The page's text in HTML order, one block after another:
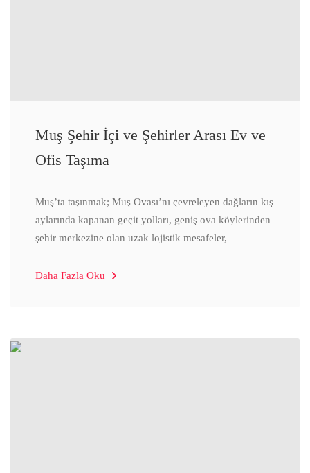
Muş Şehir İçi ve Şehirler Arası Ev ve
Ofis Taşıma
Muş’ta taşınmak; Muş Ovası’nı çevreleyen dağların kış
aylarında kapanan geçit yolları, geniş ova köylerinden
şehir merkezine olan uzak lojistik mesafeler,
Daha Fazla Oku